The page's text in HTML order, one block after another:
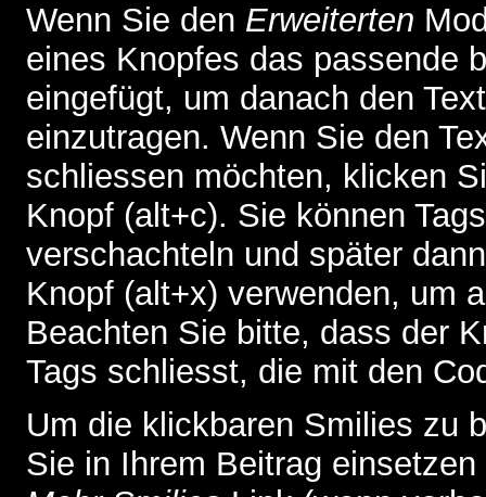
Wenn Sie den Erweiterten
eines Knopfes das passende
eingefügt, um danach den
einzutragen. Wenn Sie den
schliessen möchten, klicken
Knopf (alt+c). Sie können
verschachteln und später
Knopf (alt+x) verwenden, um
Beachten Sie bitte, dass der
Tags schliesst, die mit den
Um die klickbaren Smilies zu
Sie in Ihrem Beitrag